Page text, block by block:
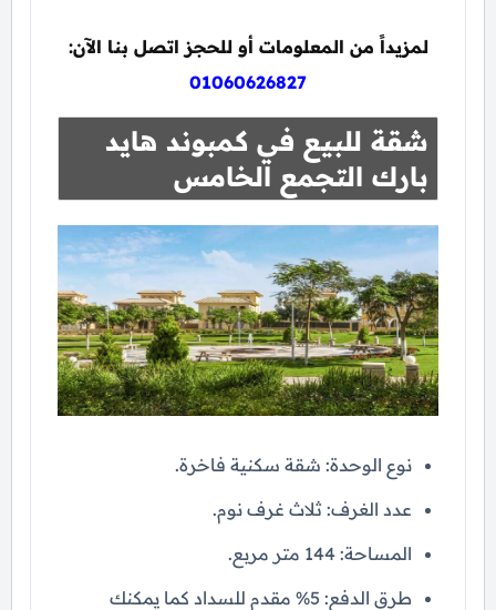
لمزيداً من المعلومات أو للحجز اتصل بنا الآن:
01060626827
شقة للبيع في كمبوند هايد
بارك التجمع الخامس
نوع الوحدة: شقة سكنية فاخرة.
عدد الغرف: ثلاث غرف نوم.
المساحة: 144 متر مربع.
طرق الدفع: 5% مقدم للسداد كما يمكنك